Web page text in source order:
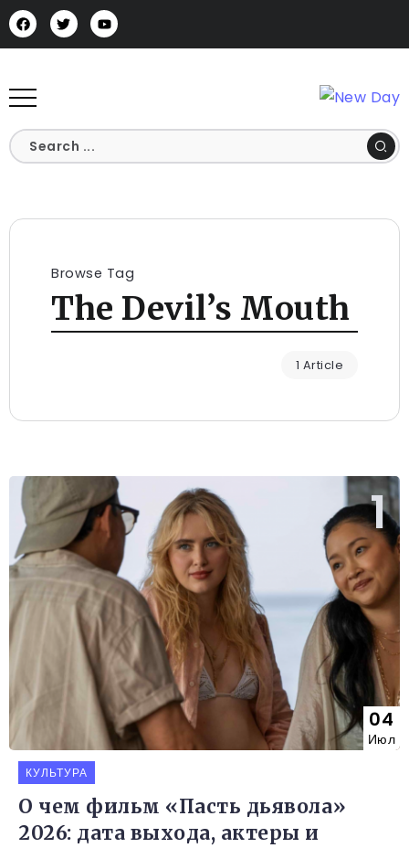
Browse Tag
The Devil’s Mouth
1 Article
04
Июл
КУЛЬТУРА
О чем фильм «Пасть дьявола»
2026: дата выхода, актеры и